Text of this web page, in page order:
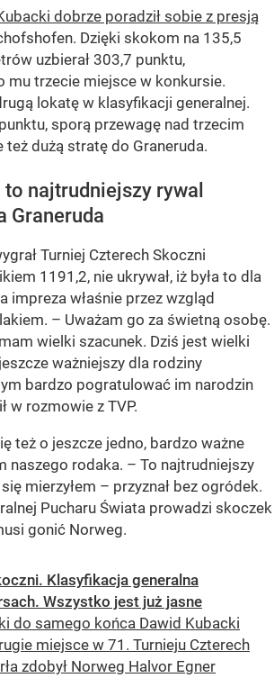
dobrze poradził sobie z presją
Dzięki skokom na 135,5
uzbierał 303,7 punktu,
mu trzecie miejsce w konkursie.
lokatę w klasyfikacji generalnej.
sporą przewagę nad trzecim
też dużą stratę do Graneruda.
najtrudniejszy rywal
Graneruda
Turniej Czterech Skoczni
1191,2, nie ukrywał, iż była to dla
impreza właśnie przez wzgląd
– Uważam go za świetną osobę.
wielki szacunek. Dziś jest wielki
ważniejszy dla rodziny
bardzo pogratulować im narodzin
w rozmowie z TVP.
też o jeszcze jedno, bardzo ważne
naszego rodaka. – To najtrudniejszy
mierzyłem – przyznał bez ogródek.
Pucharu Świata prowadzi skoczek
gonić Norweg.
Klasyfikacja generalna
Wszystko jest już jasne
do samego końca Dawid Kubacki
miejsce w 71. Turnieju Czterech
zdobył Norweg Halvor Egner